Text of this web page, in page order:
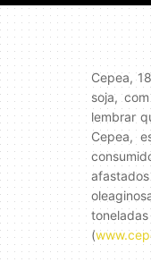
Cepea,
soja,
lembrar
Cepea,
(